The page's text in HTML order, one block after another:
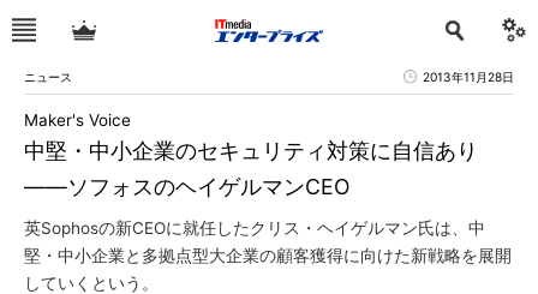
ニュース 2013年11月28日
中堅・中小企業のセキュリティ対策に自信あり
――ソフォスのヘイゲルマンCEO
Maker's Voice
英Sophosの新CEOに就任したクリス・ヘイゲルマン氏は、中
堅・中小企業と多拠点型大企業の顧客獲得に向けた新戦略を展開
していくという。